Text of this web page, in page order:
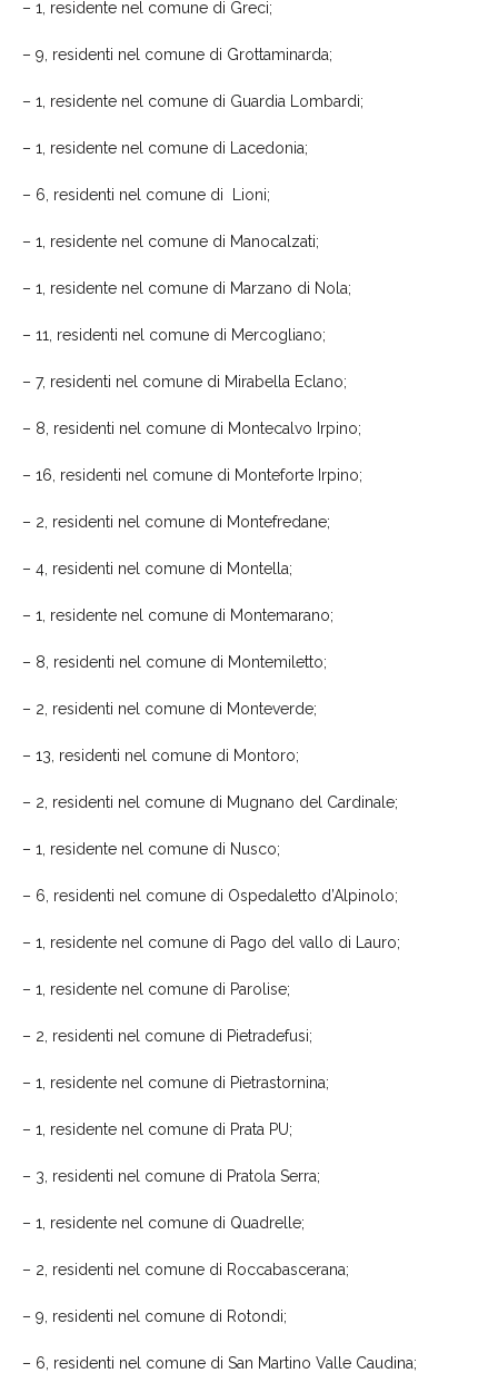
– 1, residente nel comune di Greci;
– 9 , residenti nel comune di Grottaminarda;
– 1, residente nel comune di Guardia Lombardi;
– 1, residente nel comune di Lacedonia;
– 6 , residenti nel comune di Lioni;
– 1, residente nel comune di Manocalzati;
– 1 , residente nel comune di Marzano di Nola;
– 11 , residenti nel comune di Mercogliano;
– 7, residenti nel comune di Mirabella Eclano;
– 8 , residenti nel comune di Montecalvo Irpino;
– 16 , residenti nel comune di Monteforte Irpino;
– 2 , residenti nel comune di Montefredane;
– 4 , residenti nel comune di Montella;
– 1 , residente nel comune di Montemarano;
– 8 , residenti nel comune di Montemiletto;
– 2 , residenti nel comune di Monteverde;
– 13 , residenti nel comune di Montoro;
– 2 , residenti nel comune di Mugnano del Cardinale;
– 1 , residente nel comune di Nusco;
– 6 , residenti nel comune di Ospedaletto d’Alpinolo;
– 1, residente nel comune di Pago del vallo di Lauro;
– 1, residente nel comune di Parolise;
– 2, residenti nel comune di Pietradefusi;
– 1, residente nel comune di Pietrastornina;
– 1, residente nel comune di Prata PU;
– 3 , residenti nel comune di Pratola Serra;
– 1 , residente nel comune di Quadrelle;
– 2 , residenti nel comune di Roccabascerana;
– 9 , residenti nel comune di Rotondi;
– 6 , residenti nel comune di San Martino Valle Caudina;